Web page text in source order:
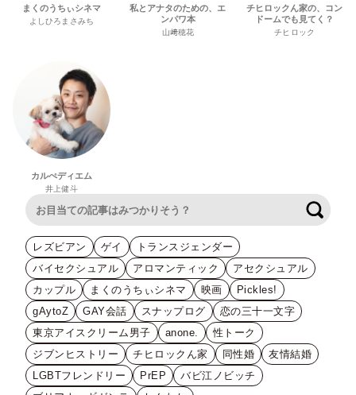
まくのうちぃシネマ
よしひろまさみち
私とアナタのための、エ
ンパワ本
山﨑穂花
チヒロックん家の、コン
ドームでも見てく？
チヒロック
カルぺディエム
井上健斗
レズビアン ゲイ
トランスジェンダー
バイセクシュアル
アロマンティック
アセクシュアル
カップル
まくのうちぃシネマ 映画
Pickles!
gAytoZ
GAY会話 スナップログ
恋の三十一文字
東京アイスクリーム男子
anone.
性トーク
ジブンヒストリー
チヒロックん家 同性婚
友情結婚
LGBTフレンドリー
PrEP
バビ江ノビッチ